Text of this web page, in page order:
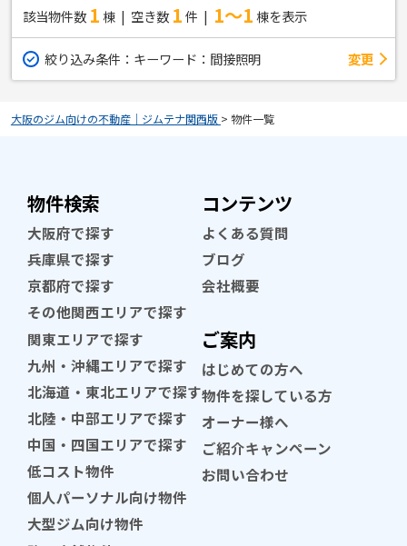
該当物件数 1棟 空き数 1件 1～1棟を表示
絞り込み条件： キーワード：間接照明 変更
大阪のジム向けの不動産｜ジムテナ関西版 > 物件一覧
物件検索
大阪府で探す
兵庫県で探す
京都府で探す
その他関西エリアで探す
関東エリアで探す
九州・沖縄エリアで探す
北海道・東北エリアで探す
北陸・中部エリアで探す
中国・四国エリアで探す
低コスト物件
個人パーソナル向け物件
大型ジム向け物件
コンテンツ
よくある質問
ブログ
会社概要
ご案内
はじめての方へ
物件を探している方
オーナー様へ
ご紹介キャンペーン
お問い合わせ